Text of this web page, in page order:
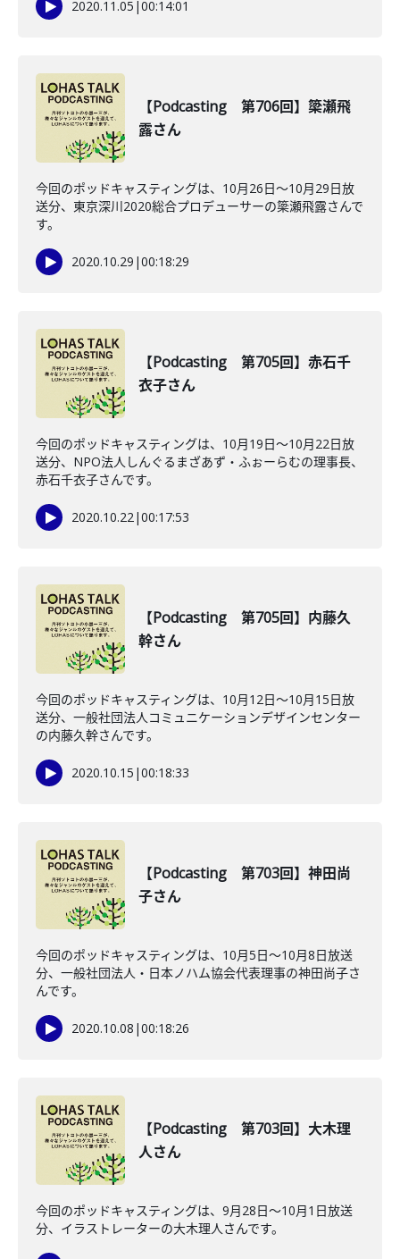
2020.11.05 |00:14:01
【Podcasting 第706回】簗瀬飛
露さん
今回のポッドキャスティングは、10月26日〜10月29日放
送分、東京深川2020総合プロデューサーの簗瀬飛露さんで
す。
2020.10.29 |00:18:29
【Podcasting 第705回】赤石千
衣子さん
今回のポッドキャスティングは、10月19日〜10月22日放
送分、NPO法人しんぐるまざあず・ふぉーらむの理事長、
赤石千衣子さんです。
2020.10.22|00:17:53
【Podcasting 第705回】内藤久
幹さん
今回のポッドキャスティングは、10月12日〜10月15日放
送分、一般社団法人コミュニケーションデザインセンター
の内藤久幹さんです。
2020.10.15 |00:18:33
【Podcasting 第703回】神田尚
子さん
今回のポッドキャスティングは、10月5日〜10月8日放送
分、一般社団法人・日本ノハム協会代表理事の神田尚子さ
んです。
2020.10.08 |00:18:26
【Podcasting 第703回】大木理
人さん
今回のポッドキャスティングは、9月28日〜10月1日放送
分、イラストレーターの大木理人さんです。